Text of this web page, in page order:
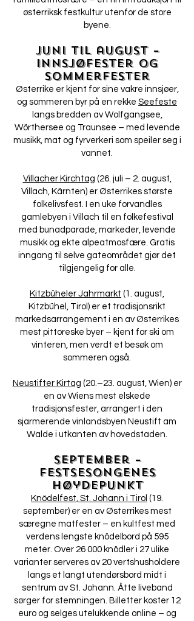
østerriksk festkultur utenfor de store
byene.
Juni til august –
innsjøfester og
sommerfester
Østerrike er kjent for sine vakre innsjøer,
og sommeren byr på en rekke Seefeste
langs bredden av Wolfgangsee,
Wörthersee og Traunsee – med levende
musikk, mat og fyrverkeri som speiler seg i
vannet.
Villacher Kirchtag (26. juli – 2. august,
Villach, Kärnten) er Østerrikes største
folkelivsfest. I en uke forvandles
gamlebyen i Villach til en folkefestival
med bunadparade, markeder, levende
musikk og ekte alpeatmosfære. Gratis
inngang til selve gateområdet gjør det
tilgjengelig for alle.
Kitzbüheler Jahrmarkt (1. august,
Kitzbühel, Tirol) er et tradisjonsrikt
markedsarrangement i en av Østerrikes
mest pittoreske byer – kjent for ski om
vinteren, men verdt et besøk om
sommeren også.
Neustifter Kirtag (20.–23. august, Wien) er
en av Wiens mest elskede
tradisjonsfester, arrangert i den
sjarmerende vinlandsbyen Neustift am
Walde i utkanten av hovedstaden.
September –
festsesongenes
høydepunkt
Knödelfest, St. Johann i Tirol (19.
september) er en av Østerrikes mest
særegne matfester – en kultfest med
verdens lengste knödelbord på 595
meter. Over 26 000 knödler i 27 ulike
varianter serveres av 20 vertshusholdere
langs et langt utendørsbord midt i
sentrum av St. Johann. Åtte liveband
sørger for stemningen. Billetter koster 12
euro og selges utelukkende online – og